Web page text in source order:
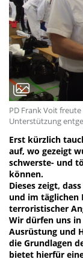
PD Frank Voit
Unterstützung
Erst kürzlich
auf, wo gezeigt
schwerste- und
können.
Dieses zeigt,
und im täglichen
terroristischer
Wir dürfen uns
Ausrüstung und
die Grundlagen
bietet hierfür